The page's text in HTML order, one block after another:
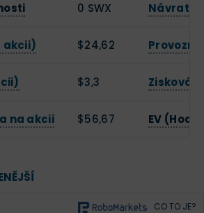
0 SWX
akcii) $24,62 Provozní
$3,3 Zisková
na akcii $56,67 EV
CO TO JE?